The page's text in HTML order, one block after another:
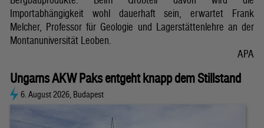
Importabhängigkeit wohl dauerhaft sein, erwartet Frank
Melcher, Professor für Geologie und Lagerstättenlehre an der
Montanuniversität Leoben.
APA
Ungarns AKW Paks entgeht knapp dem Stillstand
6. August 2026, Budapest